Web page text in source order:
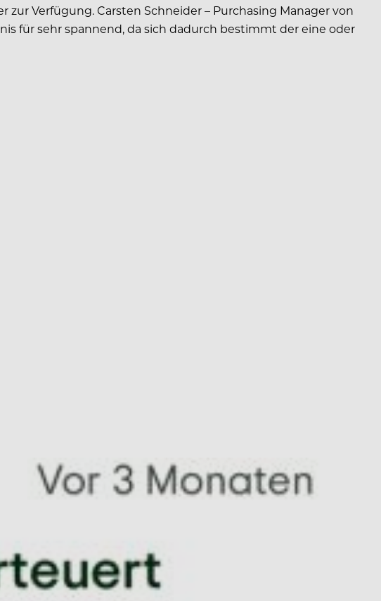
Verfügung. Carsten Schneider – Purchasing Manager von
für sehr spannend, da sich dadurch bestimmt der eine oder